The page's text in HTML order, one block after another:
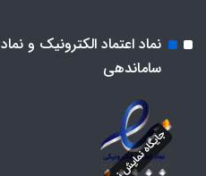
نماد اعتماد الکترونیک و نماد
ساماندهی